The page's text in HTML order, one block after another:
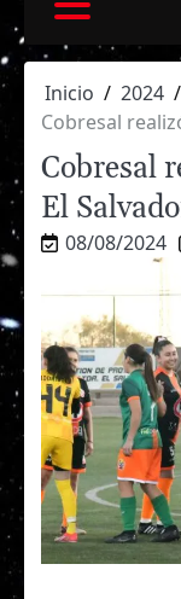
Inicio 2024
Cobresal
Cobresal
El
08/08/2024